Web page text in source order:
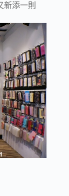
添一則